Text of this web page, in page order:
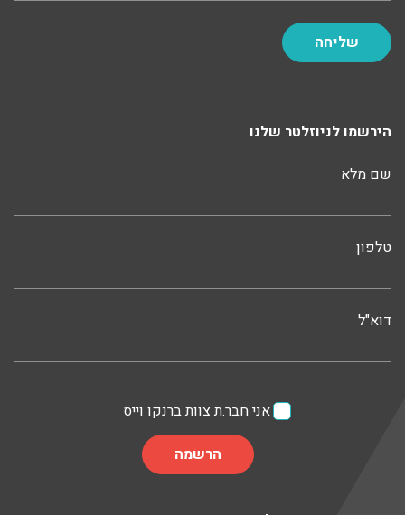
הירשמו לניוזלטר שלנו
שם מלא
טלפון
דוא"ל
אני חבר.ת צוות ברנקו וייס